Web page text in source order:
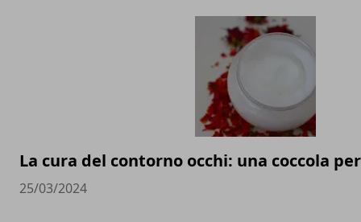
La cura del contorno occhi: una coccola
25/03/2024